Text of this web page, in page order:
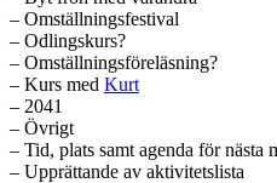
– Omställningsfestival
– Odlingskurs?
– Omställningsföreläsning?
– Kurs med Kurt
– 2041
– Övrigt
– Tid, plats samt agenda för nästa
– Upprättande av aktivitetslista